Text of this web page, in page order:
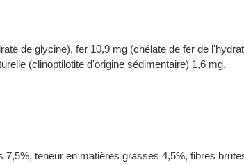
de glycine), fer 10,9 mg (chélate de fer de
(clinoptilotite d'origine sédimentaire) 1,6 mg.
teneur en matières grasses 4,5%, fibres